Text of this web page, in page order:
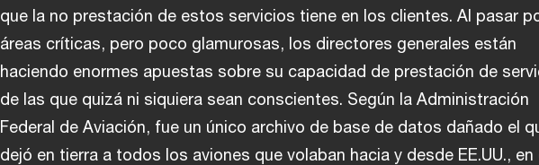
que la no prestación de estos servicios tiene en los clientes. Al pasar
áreas críticas, pero poco glamurosas, los directores generales están
haciendo enormes apuestas sobre su capacidad de prestación de
de las que quizá ni siquiera sean conscientes. Según la Administración
Federal de Aviación, fue un único archivo de base de datos dañado el
dejó en tierra a todos los aviones que volaban hacia y desde EE.UU., en